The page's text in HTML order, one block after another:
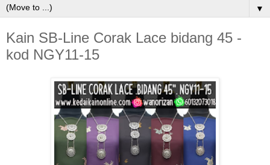
▼
Kain SB-Line Corak Lace bidang 45 -
kod NGY11-15